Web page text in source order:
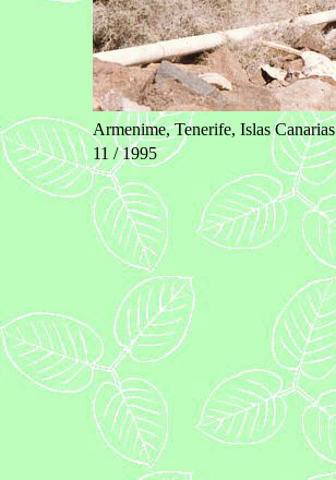
Armenime, Tenerife, Islas Canarias
11 / 1995